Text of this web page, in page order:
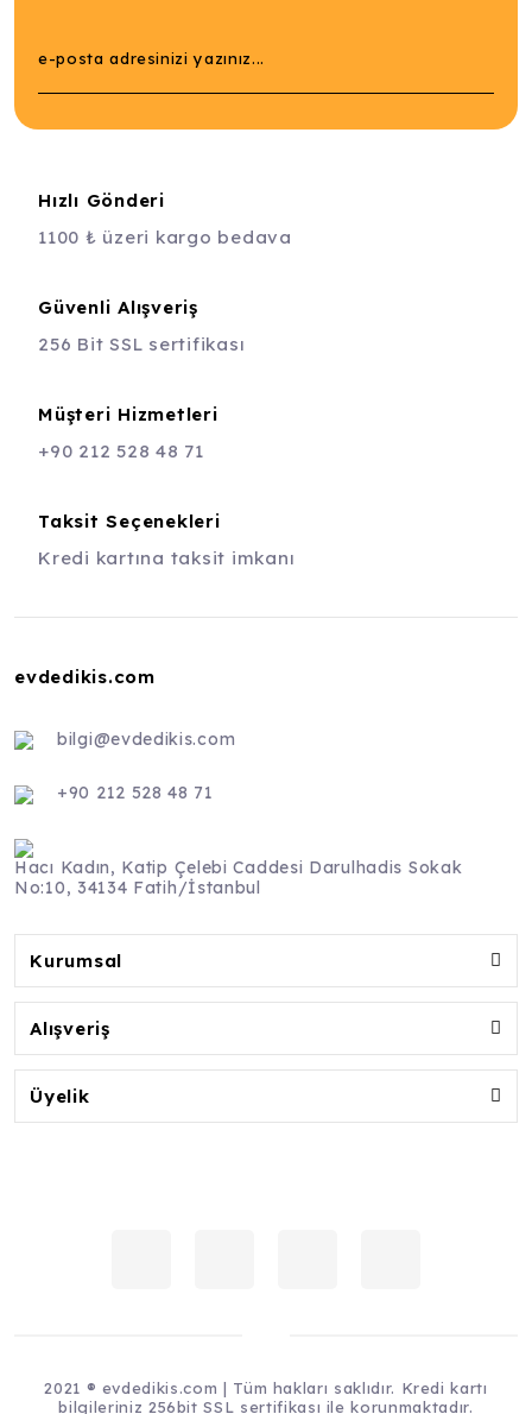
Hızlı Gönderi
1100 ₺ üzeri kargo bedava
Güvenli Alışveriş
256 Bit SSL sertifikası
Müşteri Hizmetleri
+90 212 528 48 71
Taksit Seçenekleri
Kredi kartına taksit imkanı
evdedikis.com
bilgi@evdedikis.com
+90 212 528 48 71
Hacı Kadın, Katip Çelebi Caddesi Darulhadis Sokak
No:10, 34134 Fatih/İstanbul
Kurumsal
Alışveriş
Üyelik
2021 ® evdedikis.com | Tüm hakları saklıdır. Kredi kartı
bilgileriniz 256bit SSL sertifikası ile korunmaktadır.